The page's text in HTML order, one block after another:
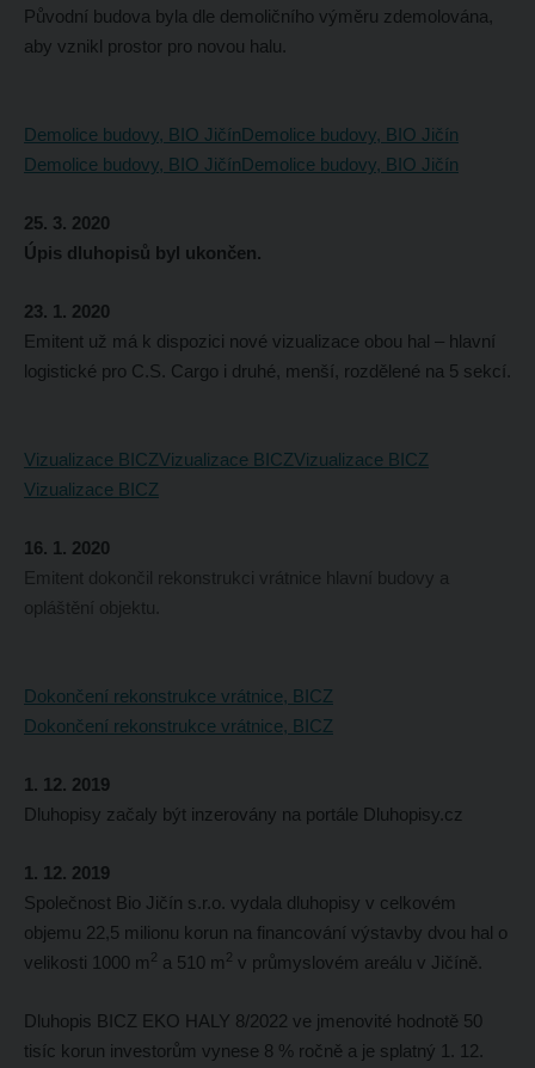
Původní budova byla dle demoličního výměru zdemolována,
aby vznikl prostor pro novou halu.
Demolice budovy, BIO JičínDemolice budovy, BIO Jičín
Demolice budovy, BIO JičínDemolice budovy, BIO Jičín
25. 3. 2020
Úpis dluhopisů byl ukončen.
23. 1. 2020
Emitent už má k dispozici nové vizualizace obou hal – hlavní
logistické pro C.S. Cargo i druhé, menší, rozdělené na 5 sekcí.
Vizualizace BICZVizualizace BICZVizualizace BICZ
Vizualizace BICZ
16. 1. 2020
Emitent dokončil rekonstrukci vrátnice hlavní budovy a
opláštění objektu.
Dokončení rekonstrukce vrátnice, BICZ
Dokončení rekonstrukce vrátnice, BICZ
1. 12. 2019
Dluhopisy začaly být inzerovány na portále Dluhopisy.cz
1. 12. 2019
Společnost Bio Jičín s.r.o. vydala dluhopisy v celkovém
objemu 22,5 milionu korun na financování výstavby dvou hal o
velikosti 1000 m 2 a 510 m 2 v průmyslovém areálu v Jičíně.
Dluhopis BICZ EKO HALY 8/2022 ve jmenovité hodnotě 50
tisíc korun investorům vynese 8 % ročně a je splatný 1. 12.